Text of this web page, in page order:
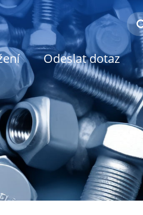
Odeslat dotaz